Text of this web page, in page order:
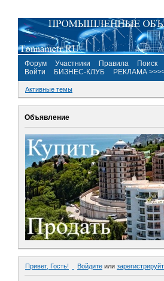
Форум Участники Правила Поиск
Войти
БИЗНЕС-КЛУБ РЕКЛАМА
Активные темы
Объявление
Привет, Гость! Войдите или